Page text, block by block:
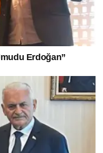
Erdoğan”